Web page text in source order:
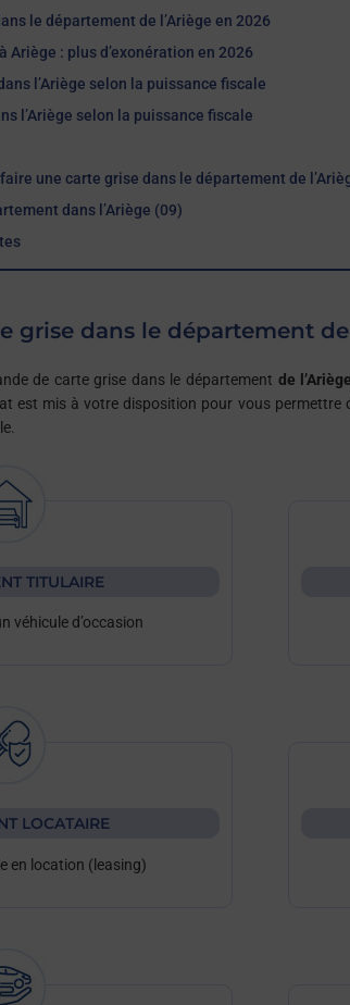
le département de l’Ariège en 2026
Ariège : plus d’exonération en 2026
l’Ariège selon la puissance fiscale
l’Ariège selon la puissance fiscale
une carte grise dans le département de
dans l’Ariège (09)
grise dans le département de
de carte grise dans le département de l’Ariège
est mis à votre disposition pour vous
TITULAIRE
véhicule d’occasion
LOCATAIRE
en location (leasing)